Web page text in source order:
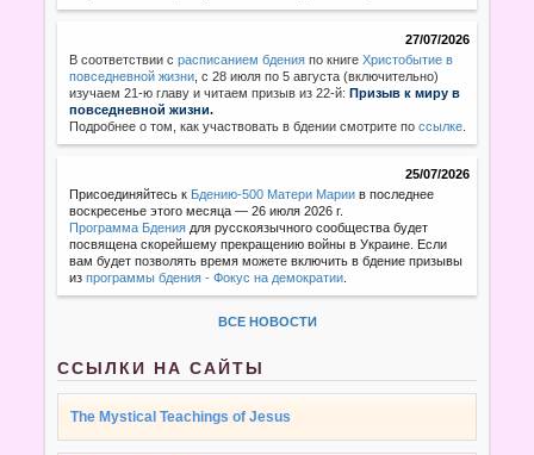
27/07/2026
В соответствии с расписанием бдения по книгеХристобытие в
повседневной жизни с 28 июля по 5 августа (включительно)
изучаем 21-ю главу и читаем призыв из 22-й:Призыв к миру в
повседневной жизни.
Подробнее о том, как участвовать в бдении смотрите поссылке
25/07/2026
Присоединяйтесь к Бдению-500 Матери Марии в последнее
воскресенье этого месяца — 26 июля 2026 г.
Программа Бдения для русскоязычного сообщества будет
посвящена скорейшему прекращению войны в Украине. Если
вам будет позволять время можете включить в бдение призывы
изпрограммы бдения - Фокус на демократии
ВСЕ НОВОСТИ
ССЫЛКИ НА САЙТЫ
The Mystical Teachings of Jesus